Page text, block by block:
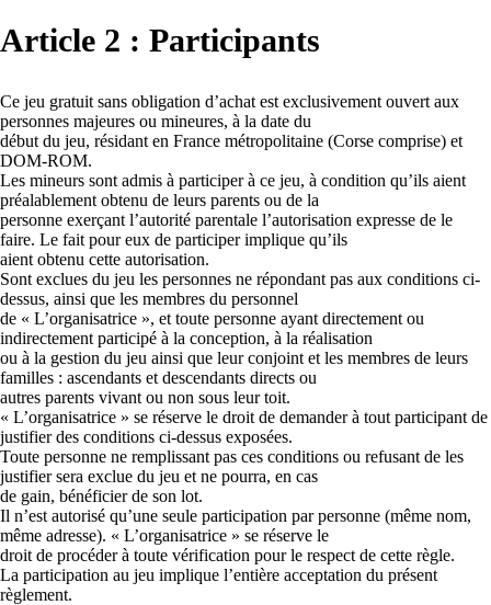
Article 2 : Participants
Ce jeu gratuit sans obligation d’achat est exclusivement ouvert aux
personnes majeures ou mineures, à la date du
début du jeu, résidant en France métropolitaine (Corse comprise) et
DOM-ROM.
Les mineurs sont admis à participer à ce jeu, à condition qu’ils aient
préalablement obtenu de leurs parents ou de la
personne exerçant l’autorité parentale l’autorisation expresse de le
faire. Le fait pour eux de participer implique qu’ils
aient obtenu cette autorisation.
Sont exclues du jeu les personnes ne répondant pas aux conditions ci-
dessus, ainsi que les membres du personnel
de « L’organisatrice », et toute personne ayant directement ou
indirectement participé à la conception, à la réalisation
ou à la gestion du jeu ainsi que leur conjoint et les membres de leurs
familles : ascendants et descendants directs ou
autres parents vivant ou non sous leur toit.
« L’organisatrice » se réserve le droit de demander à tout participant de
justifier des conditions ci-dessus exposées.
Toute personne ne remplissant pas ces conditions ou refusant de les
justifier sera exclue du jeu et ne pourra, en cas
de gain, bénéficier de son lot.
Il n’est autorisé qu’une seule participation par personne (même nom,
même adresse). « L’organisatrice » se réserve le
droit de procéder à toute vérification pour le respect de cette règle.
La participation au jeu implique l’entière acceptation du présent
règlement.